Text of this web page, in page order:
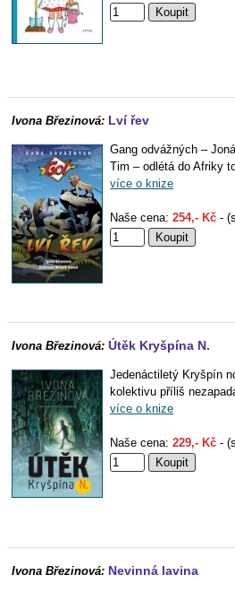
Ivona Březinová: Lví řev
Gang odvážných –
Tim – odlétá do Afriky
více o knize
Naše cena: 254,- Kč -
Ivona Březinová: Útěk Kryšpína N.
Jedenáctiletý Kryšpín
kolektivu příliš
více o knize
Naše cena: 229,- Kč -
Ivona Březinová: Nevinná lavina